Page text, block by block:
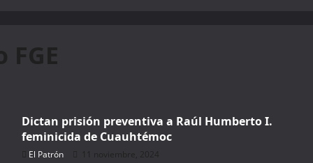
Dictan prisión preventiva a Raúl Humberto I.
feminicida de Cuauhtémoc
El Patrón 11 noviembre, 2024